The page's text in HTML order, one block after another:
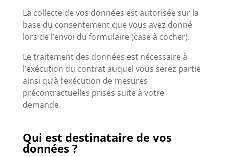
La collecte de vos données est autorisée sur la
base du consentement que vous avez donné
lors de l’envoi du formulaire (case à cocher).
Le traitement des données est nécessaire à
l’exécution du contrat auquel vous serez partie
ainsi qu’à l’exécution de mesures
précontractuelles prises suite à votre
demande.
Qui est destinataire de vos
données ?